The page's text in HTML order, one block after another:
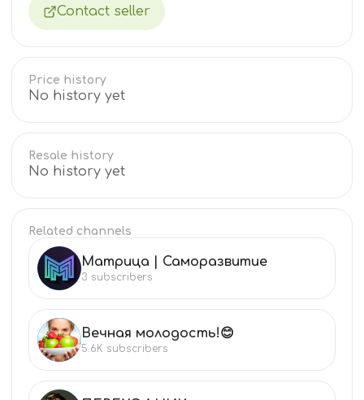
Contact seller
Price history
No history yet
Resale history
No history yet
Related channels
МА Матрица | Саморазвитие
3 subscribers
ВЕ Вечная молодость!😊
5.6K subscribers